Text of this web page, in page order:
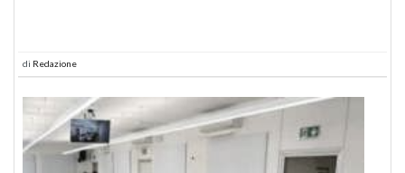
di Redazione